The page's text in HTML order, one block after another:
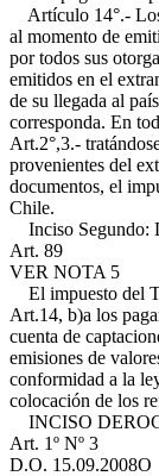
Artículo 14°.- Los
al momento de
por todos sus
emitidos en el
de su llegada al
corresponda. En
Art.2°,3.-
provenientes del
documentos, el
Chile.
Inciso Segundo:
Art. 89
VER NOTA 5
El impuesto del
Art.14, b)a los
cuenta de
emisiones de
conformidad a la
colocación de los
INCISO
Art. 1º Nº 3
D.O. 15.09.2008O